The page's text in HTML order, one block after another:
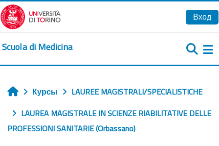
Перейти к основному содержанию
Вход
Scuola di Medicina
Главная
Курсы
LAUREE MAGISTRALI/SPECIALISTICHE
LAUREA MAGISTRALE IN SCIENZE RIABILITATIVE DELLE
PROFESSIONI SANITARIE (Orbassano)